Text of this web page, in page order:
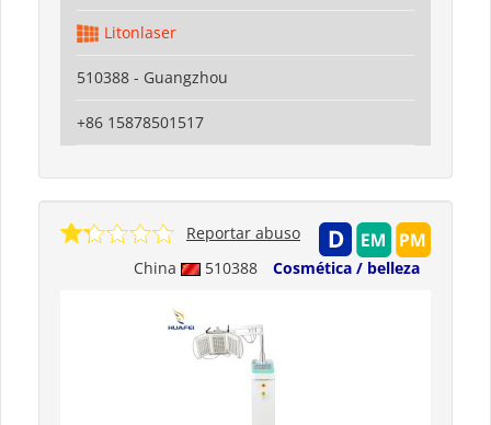
Litonlaser
510388 - Guangzhou
+86 15878501517
China 510388 Cosmética / belleza
Reportar abuso